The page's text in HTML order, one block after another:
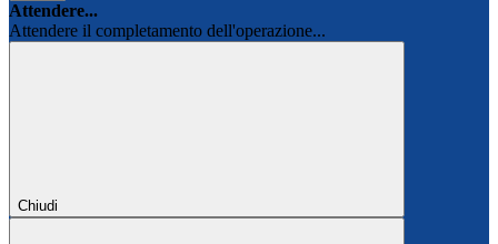
Attendere...
Attendere il completamento dell'operazione...
Chiudi